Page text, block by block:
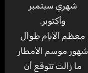
شهري سبتمبر
وأكتوبر.
معظم الأيام طوال
شهور موسم الأمطار
ما زالت تتوقع أن